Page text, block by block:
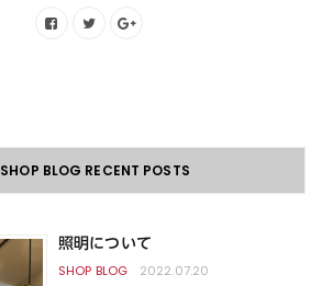
SHOP BLOG RECENT POSTS
照明について
2022.07.20